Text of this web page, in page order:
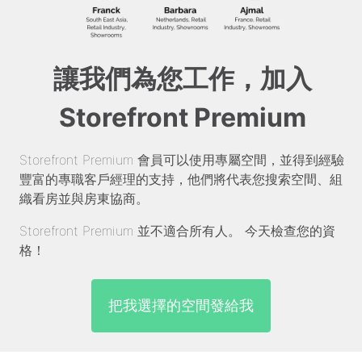
讓我們為您工作，加入
Storefront Premium
Storefront Premium 會員可以使用專屬空間，並得到經驗
豐富的專職客戶經理的支持，他們將代表您搜索空間、組
織看房並與房東協商。
Storefront Premium 並不適合所有人。 今天檢查您的資
格！
把我選擇的空間發給我